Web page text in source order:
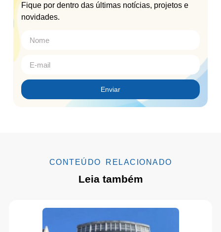
Fique por dentro das últimas notícias, projetos e
novidades.
Enviar
CONTEÚDO RELACIONADO
Leia também